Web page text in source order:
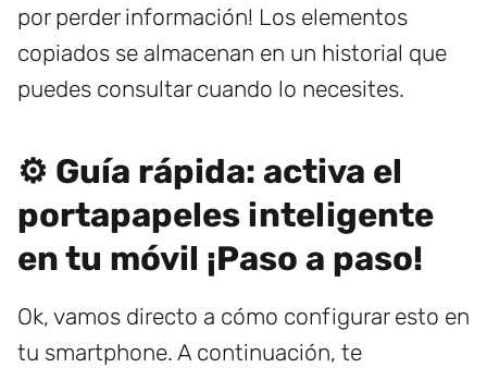
por perder información! Los elementos
copiados se almacenan en un historial que
puedes consultar cuando lo necesites.
⚙️ Guía rápida: activa el
portapapeles inteligente
en tu móvil ¡Paso a paso!
Ok, vamos directo a cómo configurar esto en
tu smartphone. A continuación, te